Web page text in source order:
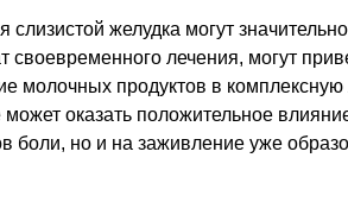
желудка могут
своевременного лечения, могут
молочных продуктов в комплексную
может оказать положительное
боли, но и на заживление уже